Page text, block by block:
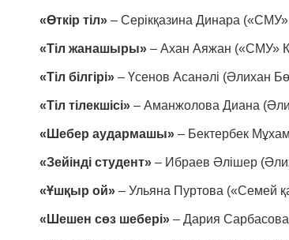
«Өткір тіл» – Серікқазина Динара
«Тіл жанашыры» – Ахан Аяжан («СМУ»
«Тіл білгірі» – Үсенов Асанәлі (Әлихан
«Тіл тілекшісі» – Аманжолова Диана
«Шебер аудармашы» – Бектербек
«Зейінді студент» – Ибраев Әлішер
«Ұшқыр ой» – Ульяна Пуртова («Семей
«Шешен сөз шебері» – Дария